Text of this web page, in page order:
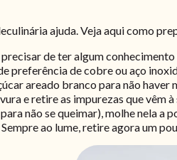
ajuda. Veja aqui como
de ter algum
preferência de cobre ou aço
areado branco para não
e retire as impurezas que vêm
não se queimar), molhe nela a
Sempre ao lume, retire agora um